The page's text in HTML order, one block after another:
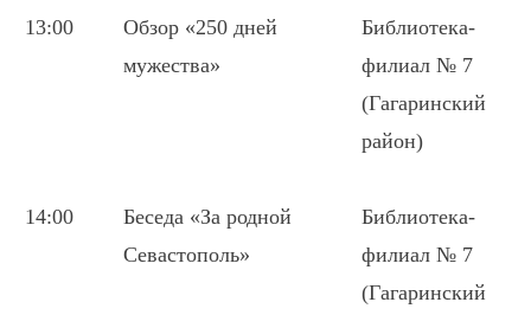
13:00
Обзор «250 дней
мужества»
Библиотека-
филиал № 7
(Гагаринский
район)
14:00
Беседа «За родной
Севастополь»
Библиотека-
филиал № 7
(Гагаринский